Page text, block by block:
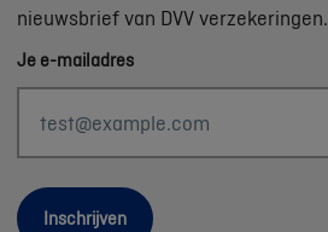
nieuwsbrief van DVV verzekeringen.
Je e-mailadres
Inschrijven